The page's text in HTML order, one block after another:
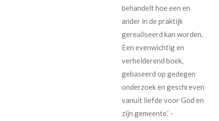
behandelt hoe een en
ander in de praktijk
gerealiseerd kan worden.
Een evenwichtig en
verhelderend boek,
gebaseerd op gedegen
onderzoek en geschreven
vanuit liefde voor God en
zijn gemeente.’ -